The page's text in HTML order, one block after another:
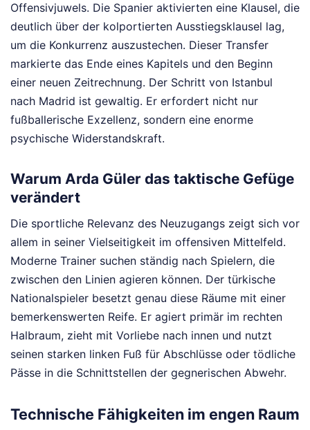
Offensivjuwels. Die Spanier aktivierten eine Klausel, die
deutlich über der kolportierten Ausstiegsklausel lag,
um die Konkurrenz auszustechen. Dieser Transfer
markierte das Ende eines Kapitels und den Beginn
einer neuen Zeitrechnung. Der Schritt von Istanbul
nach Madrid ist gewaltig. Er erfordert nicht nur
fußballerische Exzellenz, sondern eine enorme
psychische Widerstandskraft.
Warum Arda Güler das taktische Gefüge
verändert
Die sportliche Relevanz des Neuzugangs zeigt sich vor
allem in seiner Vielseitigkeit im offensiven Mittelfeld.
Moderne Trainer suchen ständig nach Spielern, die
zwischen den Linien agieren können. Der türkische
Nationalspieler besetzt genau diese Räume mit einer
bemerkenswerten Reife. Er agiert primär im rechten
Halbraum, zieht mit Vorliebe nach innen und nutzt
seinen starken linken Fuß für Abschlüsse oder tödliche
Pässe in die Schnittstellen der gegnerischen Abwehr.
Technische Fähigkeiten im engen Raum